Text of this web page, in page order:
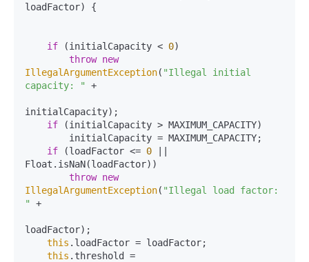
loadFactor)
{
if (initialCapacity < 0)
throw new
IllegalArgumentException( "Illegal initial
capacity: "
+
initialCapacity);
if (initialCapacity > MAXIMUM_CAPACITY)
if (loadFactor <= 0 ||
Float.isNaN(loadFactor))
throw new
IllegalArgumentException( "Illegal load factor:
"
+
loadFactor);
this .loadFactor = loadFactor;
this .threshold =